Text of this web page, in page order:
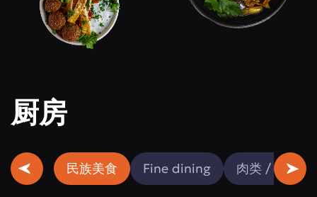
厨房
民族美食 Fine dining 肉类 / 鱼类